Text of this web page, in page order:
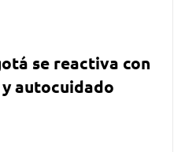
se reactiva con
autocuidado